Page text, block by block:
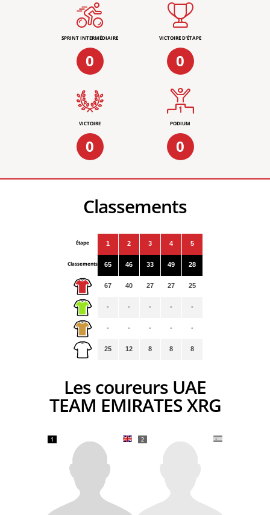
SPRINT INTERMÉDIAIRE
0
VICTOIRE D'ÉTAPE
0
VICTOIRE
0
PODIUM
0
Classements
Étape
Classements
1
65
67
-
-
25
2
46
40
-
-
12
3
33
27
-
-
8
4
49
27
-
-
8
5
28
25
-
-
8
Les coureurs UAE
TEAM EMIRATES XRG
1 2